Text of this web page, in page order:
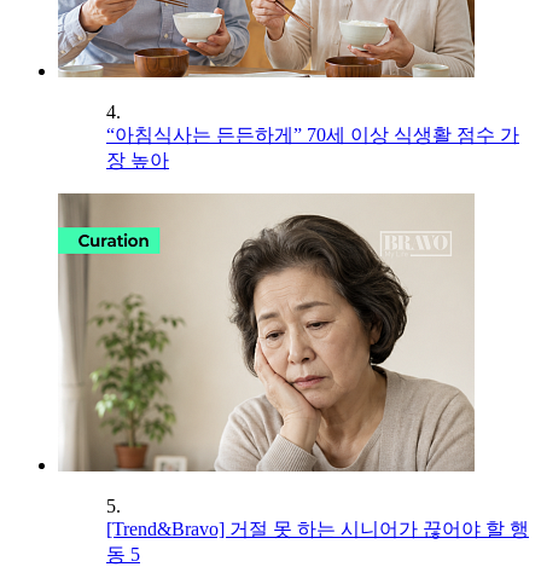
4.
“아침식사는 든든하게” 70세 이상 식생활 점수 가
장 높아
5.
[Trend&Bravo] 거절 못 하는 시니어가 끊어야 할 행
동 5